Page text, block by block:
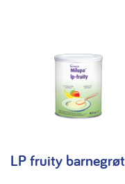
LP fruity barnegrøt